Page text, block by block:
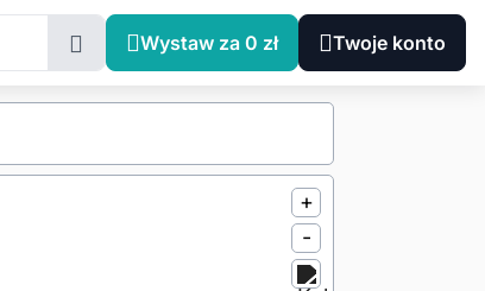
Wystaw za 0 zł Twoje konto
+
-